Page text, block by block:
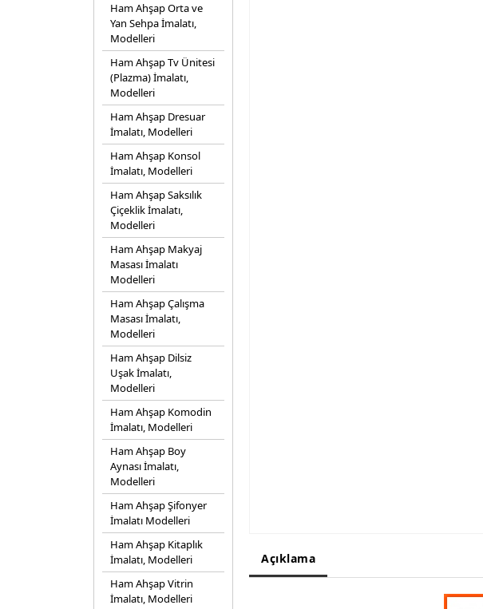
Ham Ahşap Orta ve
Yan Sehpa İmalatı,
Modelleri
Ham Ahşap Tv Ünitesi
(Plazma) İmalatı,
Modelleri
Ham Ahşap Dresuar
İmalatı, Modelleri
Ham Ahşap Konsol
İmalatı, Modelleri
Ham Ahşap Saksılık
Çiçeklik İmalatı,
Modelleri
Ham Ahşap Makyaj
Masası İmalatı
Modelleri
Ham Ahşap Çalışma
Masası İmalatı,
Modelleri
Ham Ahşap Dilsiz
Uşak İmalatı,
Modelleri
Ham Ahşap Komodin
İmalatı, Modelleri
Ham Ahşap Boy
Aynası İmalatı,
Modelleri
Ham Ahşap Şifonyer
İmalatı Modelleri
Ham Ahşap Kitaplık
İmalatı, Modelleri
Ham Ahşap Vitrin
İmalatı, Modelleri
Açıklama